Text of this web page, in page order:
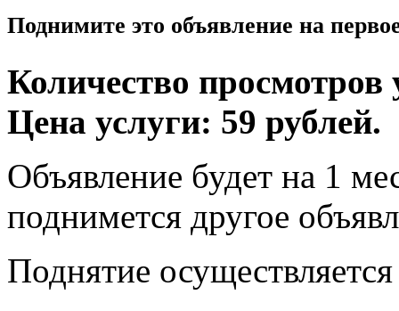
Поднимите это объявление на
Количество просмотров
Цена услуги: 59 рублей.
Объявление будет на 1
поднимется другое
Поднятие